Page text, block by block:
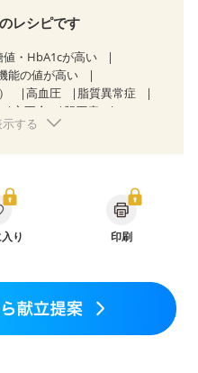
レシピです
値・HbA1cが高い
能の値が高い
高血圧
脂質異常症
心不全
胆石症
）
の方など
い
）
産後（混合栄養）
する
り 印刷